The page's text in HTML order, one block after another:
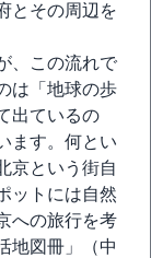
とその周辺を
、この流れで
は「地球の歩
出ているの
ます。何とい
京という街自
ットには自然
への旅行を考
地図冊」（中